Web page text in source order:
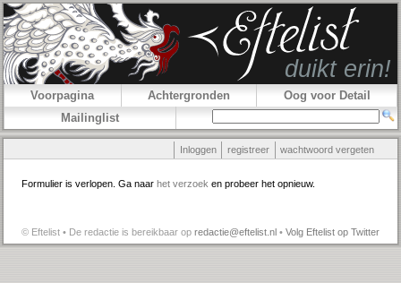
Voorpagina Achtergronden
Oog voor Detail
Mailinglist
Inloggen registreer wachtwoord vergeten
Formulier is verlopen. Ga naar het verzoek en probeer het opnieuw.
© Eftelist • De redactie is bereikbaar op redactie@eftelist.nl • Volg Eftelist op Twitter